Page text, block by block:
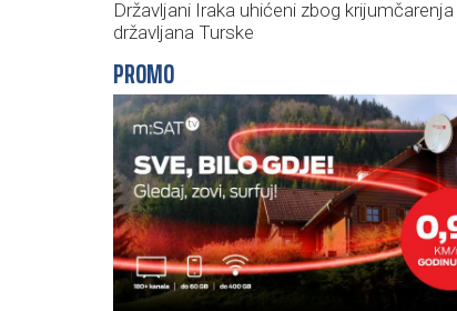
Državljani Iraka uhićeni zbog krijumčarenja
državljana Turske
PROMO